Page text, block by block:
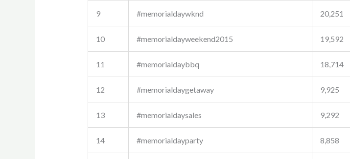
9 #memorialdaywknd 20,251
10 #memorialdayweekend2015 19,592
11 #memorialdaybbq 18,714
12 #memorialdaygetaway 9,925
13 #memorialdaysales 9,292
14 #memorialdayparty 8,858